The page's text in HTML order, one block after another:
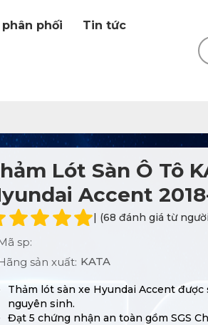
phối Tin tức
Lót Sàn Ô Tô
Accent
| (68 đánh giá từ
sp:
sản xuất: KATA
Thảm lót sàn xe Hyundai Accent được
nguyên sinh.
Đạt 5 chứng nhận an toàn gồm SGS